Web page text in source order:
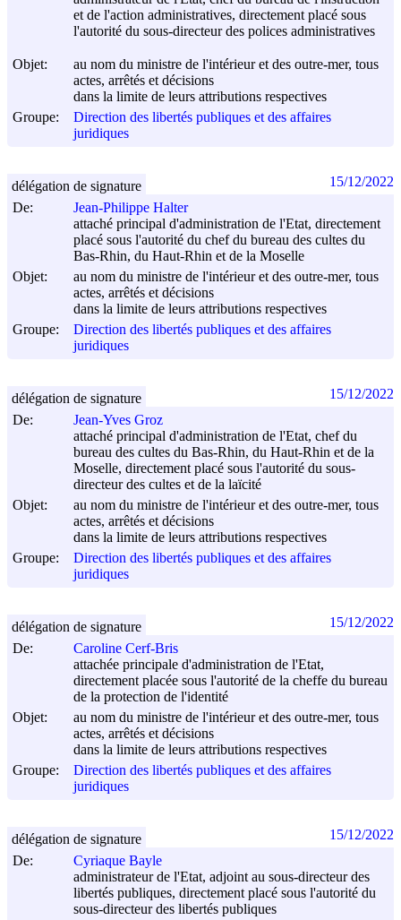
et de l'action administratives, directement placé sous
l'autorité du sous-directeur des polices administratives
Objet:
au nom du ministre de l'intérieur et des outre-mer, tous
actes, arrêtés et décisions
dans la limite de leurs attributions respectives
Groupe:
Direction des libertés publiques et des affaires
juridiques
De:
Jean-Philippe Halter
attaché principal d'administration de l'Etat, directement
placé sous l'autorité du chef du bureau des cultes du
Bas-Rhin, du Haut-Rhin et de la Moselle
Objet:
au nom du ministre de l'intérieur et des outre-mer, tous
actes, arrêtés et décisions
dans la limite de leurs attributions respectives
Groupe:
Direction des libertés publiques et des affaires
juridiques
délégation de signature 15/12/2022
De:
Jean-Yves Groz
attaché principal d'administration de l'Etat, chef du
bureau des cultes du Bas-Rhin, du Haut-Rhin et de la
Moselle, directement placé sous l'autorité du sous-
directeur des cultes et de la laïcité
Objet:
au nom du ministre de l'intérieur et des outre-mer, tous
actes, arrêtés et décisions
dans la limite de leurs attributions respectives
Groupe:
Direction des libertés publiques et des affaires
juridiques
délégation de signature 15/12/2022
De:
Caroline Cerf-Bris
attachée principale d'administration de l'Etat,
directement placée sous l'autorité de la cheffe du bureau
de la protection de l'identité
Objet:
au nom du ministre de l'intérieur et des outre-mer, tous
actes, arrêtés et décisions
dans la limite de leurs attributions respectives
Groupe:
Direction des libertés publiques et des affaires
juridiques
délégation de signature 15/12/2022
De:
Cyriaque Bayle
administrateur de l'Etat, adjoint au sous-directeur des
libertés publiques, directement placé sous l'autorité du
sous-directeur des libertés publiques
délégation de signature 15/12/2022